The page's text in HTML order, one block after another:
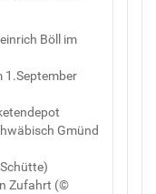
Böll im
1.September
Gmünd
Zufahrt (©